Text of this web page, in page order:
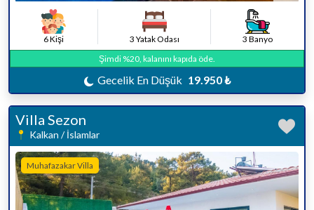
6 Kişi 3 Yatak Odası
3 Banyo
Şimdi %20, kalanını kapıda öde.
Gecelik En Düşük 19.950 ₺
Villa Sezon
Kalkan / İslamlar
Muhafazakar Villa